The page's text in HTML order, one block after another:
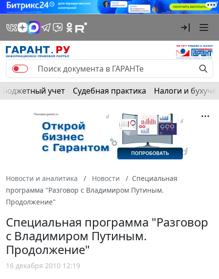
Бюджетный учет Судебная практика Налоги и
Новости и аналитика Новости
Специальная
программа "Разговор с Владимиром Путиным.
Продолжение"
Специальная программа "Разговор
с Владимиром Путиным.
Продолжение"
16 декабря 2010 12:19